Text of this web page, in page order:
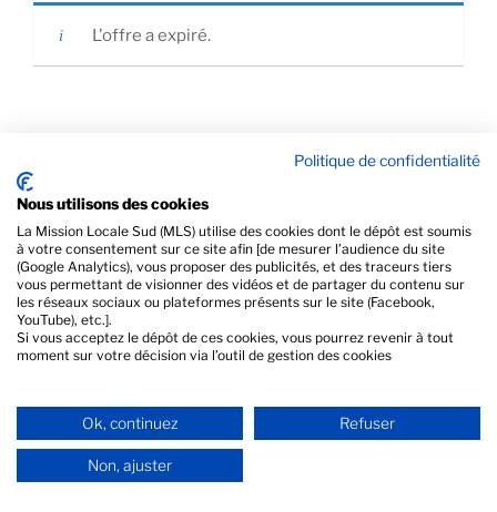
L'offre a expiré.
Vendeur(se) en prêt-à-porter
SUIVANT
Equipier·e polyvalent·e en restauration
Politique de confidentialité
Nous utilisons des cookies
La Mission Locale Sud (MLS) utilise des cookies dont le dépôt est soumis
à votre consentement sur ce site afin [de mesurer l’audience du site
(Google Analytics), vous proposer des publicités, et des traceurs tiers
vous permettant de visionner des vidéos et de partager du contenu sur
les réseaux sociaux ou plateformes présents sur le site (Facebook,
YouTube), etc.].
Si vous acceptez le dépôt de ces cookies, vous pourrez revenir à tout
moment sur votre décision via l’outil de gestion des cookies
Ok, continuez Refuser
Non, ajuster